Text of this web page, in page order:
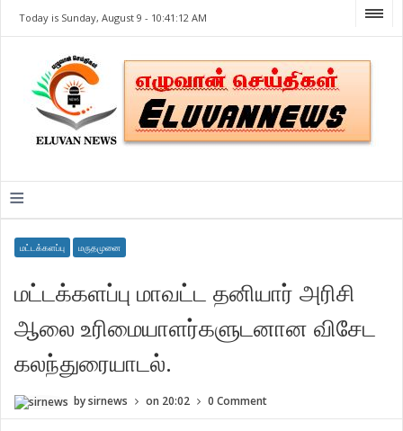
Today is Sunday, August 9 - 10:41:12 AM
≡
மட்டக்களப்பு மருதமுனை
மட்டக்களப்பு மாவட்ட தனியார் அரிசி
ஆலை உரிமையாளர்களுடனான விசேட
கலந்துரையாடல்.
bysirnews on 20:02 0 Comment